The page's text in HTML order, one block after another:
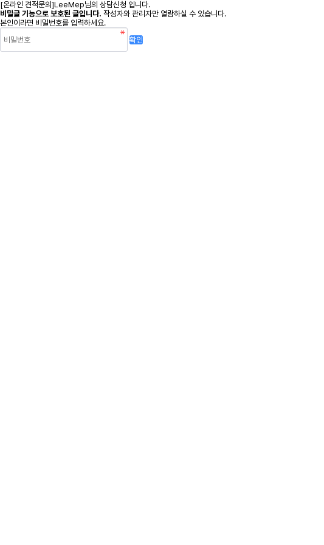
[온라인 견적문의]LeeMep님의 상담신청 입니다.
비밀글 기능으로 보호된 글입니다. 작성자와 관리자만 열람하실 수 있습니다.
본인이라면 비밀번호를 입력하세요.